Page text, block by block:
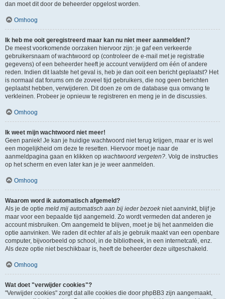
dan moet dit door de beheerder opgelost worden.
Omhoog
Ik heb me ooit geregistreerd maar kan nu niet meer aanmelden!?
De meest voorkomende oorzaken hiervoor zijn: je gaf een verkeerde
gebruikersnaam of wachtwoord op (controleer de e-mail met je registratie
gegevens) of een beheerder heeft je account verwijderd om één of andere
reden. Indien dit laatste het geval is, heb je dan ooit een bericht geplaatst? Het
is normaal dat forums om de zoveel tijd gebruikers, die nog geen berichten
geplaatst hebben, verwijderen. Dit doen ze om de database qua omvang te
verkleinen. Probeer je opnieuw te registreren en meng je in de discussies.
Omhoog
Ik weet mijn wachtwoord niet meer!
Geen paniek! Je kan je huidige wachtwoord niet terug krijgen, maar er is wel
een mogelijkheid om deze te resetten. Hiervoor moet je naar de
aanmeldpagina gaan en klikken op wachtwoord vergeten?. Volg de instructies
op het scherm en even later kan je je weer aanmelden.
Omhoog
Waarom word ik automatisch afgemeld?
Als je de optie meld mij automatisch aan bij ieder bezoekniet aanvinkt, blijf je
maar voor een bepaalde tijd aangemeld. Zo wordt vermeden dat anderen je
account misbruiken. Om aangemeld te blijven, moet je bij het aanmelden die
optie aanvinken. We raden dit echter af als je gebruik maakt van een openbare
computer, bijvoorbeeld op school, in de bibliotheek, in een internetcafé, enz.
Als deze optie niet beschikbaar is, heeft de beheerder deze uitgeschakeld.
Omhoog
Wat doet "verwijder cookies"?
"Verwijder cookies" zorgt dat alle cookies die door phpBB3 zijn aangemaakt,